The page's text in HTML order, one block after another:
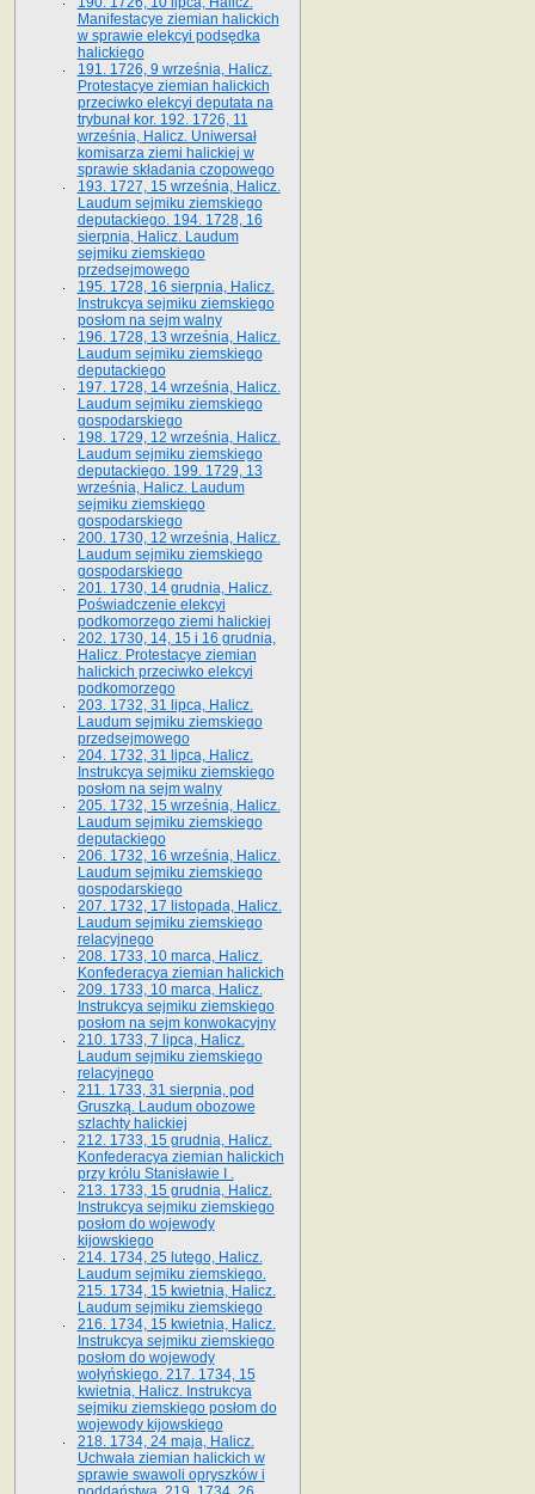
Manifestacye ziemian halickich
w sprawie elekcyi podsędka
halickiego
191. 1726, 9 września, Halicz.
Protestacye ziemian halickich
przeciwko elekcyi deputata na
trybunał kor. 192. 1726, 11
września, Halicz. Uniwersał
komisarza ziemi halickiej w
sprawie składania czopowego
193. 1727, 15 września, Halicz.
Laudum sejmiku ziemskiego
deputackiego. 194. 1728, 16
sierpnia, Halicz. Laudum
sejmiku ziemskiego
przedsejmowego
195. 1728, 16 sierpnia, Halicz.
Instrukcya sejmiku ziemskiego
posłom na sejm walny
196. 1728, 13 września, Halicz.
Laudum sejmiku ziemskiego
deputackiego
197. 1728, 14 września, Halicz.
Laudum sejmiku ziemskiego
gospodarskiego
198. 1729, 12 września, Halicz.
Laudum sejmiku ziemskiego
deputackiego. 199. 1729, 13
września, Halicz. Laudum
sejmiku ziemskiego
gospodarskiego
200. 1730, 12 września, Halicz.
Laudum sejmiku ziemskiego
gospodarskiego
201. 1730, 14 grudnia, Halicz.
Poświadczenie elekcyi
podkomorzego ziemi halickiej
202. 1730, 14, 15 i 16 grudnia,
Halicz. Protestacye ziemian
halickich przeciwko elekcyi
podkomorzego
203. 1732, 31 lipca, Halicz.
Laudum sejmiku ziemskiego
przedsejmowego
204. 1732, 31 lipca, Halicz.
Instrukcya sejmiku ziemskiego
posłom na sejm walny
205. 1732, 15 września, Halicz.
Laudum sejmiku ziemskiego
deputackiego
206. 1732, 16 września, Halicz.
Laudum sejmiku ziemskiego
gospodarskiego
207. 1732, 17 listopada, Halicz.
Laudum sejmiku ziemskiego
relacyjnego
208. 1733, 10 marca, Halicz.
Konfederacya ziemian halickich­
209. 1733, 10 marca, Halicz.
Instrukcya sejmiku ziemskiego
posłom na sejm konwokacyjny
210. 1733, 7 lipca, Halicz.
Laudum sejmiku ziemskiego
relacyjnego
211. 1733, 31 sierpnia, pod
Gruszką. Laudum obozowe
szlachty halickiej
212. 1733, 15 grudnia, Halicz.
Konfederacya ziemian halickich
przy królu Stanisławie I .
213. 1733, 15 grudnia, Halicz.
Instrukcya sejmiku ziemskiego
posłom do wojewody
kijowskiego
214. 1734, 25 lutego, Halicz.
Laudum sejmiku ziemskiego.
215. 1734, 15 kwietnia, Halicz.
Laudum sejmiku ziemskiego
216. 1734, 15 kwietnia, Halicz.
Instrukcya sejmiku ziemskiego
posłom do wojewody
wołyńskiego. 217. 1734, 15
kwietnia, Halicz. Instrukcya
sejmiku ziemskiego posłom do
wojewody kijowskiego
218. 1734, 24 maja, Halicz.
Uchwała ziemian halickich w
sprawie swawoli opryszków i